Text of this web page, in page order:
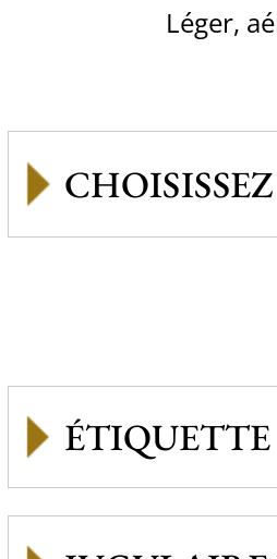
Léger,
ÉTIQUETTE